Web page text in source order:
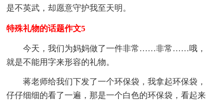
是不英武，却愿意守护我至天明。
特殊礼物的话题作文5
今天，我们为妈妈做了一件非常……非常……哦，
就是不能用字来形容的礼物。
蒋老师给我们下发了一个环保袋，我拿起环保袋，
仔仔细细的看了一遍，那是一个白色的环保袋，看起来